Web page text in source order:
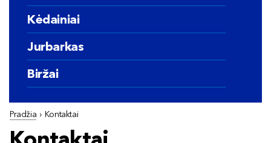
Kėdainiai
Jurbarkas
Biržai
Pradžia › Kontaktai